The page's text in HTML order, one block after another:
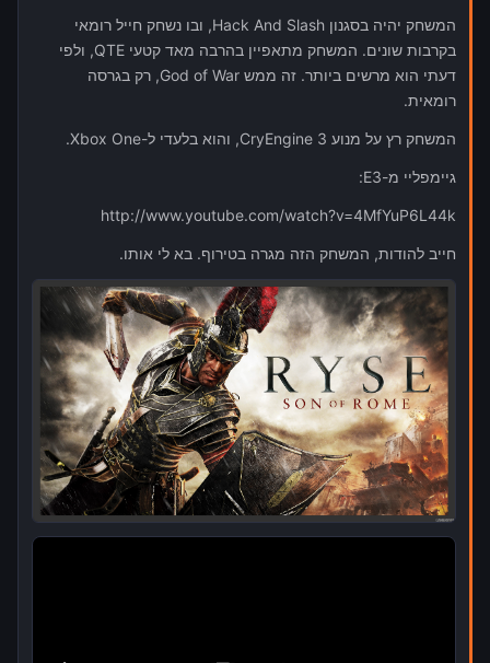
המשחק יהיה בסגנון Hack And Slash, ובו נשחק חייל רומאי
בקרבות שונים. המשחק מתאפיין בהרבה מאד קטעי QTE, ולפי
דעתי הוא מרשים ביותר. זה ממש God of War, רק בגרסה
רומאית.
המשחק רץ על מנוע CryEngine 3, והוא בלעדי ל-Xbox One.
גיימפליי מ-E3:
http://www.youtube.com/watch?v=4MfYuP6L44k
חייב להודות, המשחק הזה מגרה בטירוף. בא לי אותו.